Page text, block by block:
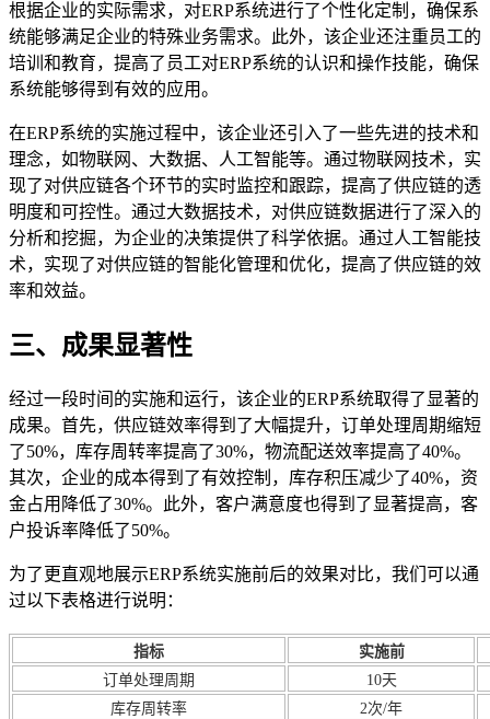
根据企业的实际需求，对ERP系统进行了个性化定制，确保系
统能够满足企业的特殊业务需求。此外，该企业还注重员工的
培训和教育，提高了员工对ERP系统的认识和操作技能，确保
系统能够得到有效的应用。
在ERP系统的实施过程中，该企业还引入了一些先进的技术和
理念，如物联网、大数据、人工智能等。通过物联网技术，实
现了对供应链各个环节的实时监控和跟踪，提高了供应链的透
明度和可控性。通过大数据技术，对供应链数据进行了深入的
分析和挖掘，为企业的决策提供了科学依据。通过人工智能技
术，实现了对供应链的智能化管理和优化，提高了供应链的效
率和效益。
三、成果显著性
经过一段时间的实施和运行，该企业的ERP系统取得了显著的
成果。首先，供应链效率得到了大幅提升，订单处理周期缩短
了50%，库存周转率提高了30%，物流配送效率提高了40%。
其次，企业的成本得到了有效控制，库存积压减少了40%，资
金占用降低了30%。此外，客户满意度也得到了显著提高，客
户投诉率降低了50%。
为了更直观地展示ERP系统实施前后的效果对比，我们可以通
过以下表格进行说明：
指标
实施前
订单处理周期
10天
库存周转率
2次/年